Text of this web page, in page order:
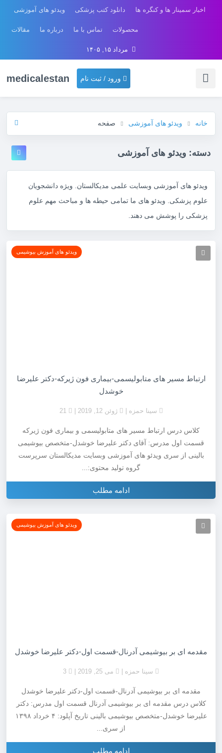
ویدئو های آموزشی دانلود کتب پزشکی اخبار سمینار ها و کنگره ها
مقالات درباره ما تماس با ما محصولات
مرداد ۱۵, ۱۴۰۵
medicalestan ورود / ثبت نام
خانه ویدئو های آموزشی صفحه
دسته: ویدئو های آموزشی
ویدئو های آموزشی وبسایت علمی مدیکالستان. ویژه دانشجویان
علوم پزشکی. ویدئو های ما تمامی حیطه ها و مباحث مهم علوم
پزشکی را پوشش می دهند.
ویدئو های آموزش بیوشیمی
ارتباط مسیر های متابولیسمی-بیماری فون ژیرکه-دکتر علیرضا
خوشدل
سینا حمزه ژوئن 12, 2019 21
کلاس درس ارتباط مسیر های متابولیسمی و بیماری فون ژیرکه
قسمت اول مدرس: آقای دکتر علیرضا خوشدل-متخصص بیوشیمی
بالینی از سری ویدئو های آموزشی وبسایت مدیکالستان سرپرست
گروه تولید محتوی:...
ادامه مطلب
ویدئو های آموزش بیوشیمی
مقدمه ای بر بیوشیمی آدرنال-قسمت اول-دکتر علیرضا خوشدل
سینا حمزه می 25, 2019
مقدمه ای بر بیوشیمی آدرنال-قسمت اول-دکتر علیرضا خوشدل
کلاس درس مقدمه ای بر بیوشیمی آدرنال قسمت اول مدرس: دکتر
علیرضا خوشدل-متخصص بیوشیمی بالینی تاریخ آپلود: ۴ خرداد ۱۳۹۸
از سری...
ادامه مطلب